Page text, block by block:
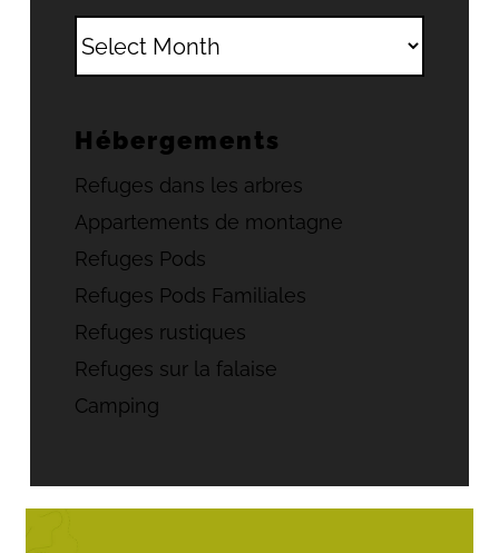
Hébergements
Refuges dans les arbres
Appartements de montagne
Refuges Pods
Refuges Pods Familiales
Refuges rustiques
Refuges sur la falaise
Camping